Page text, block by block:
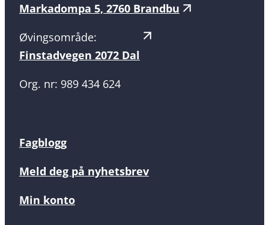
Markadompa 5, 2760 Brandbu
Øvingsområde:
Finstadvegen 2072 Dal
Org. nr: 989 434 624
Fagblogg
Meld deg på nyhetsbrev
Min konto